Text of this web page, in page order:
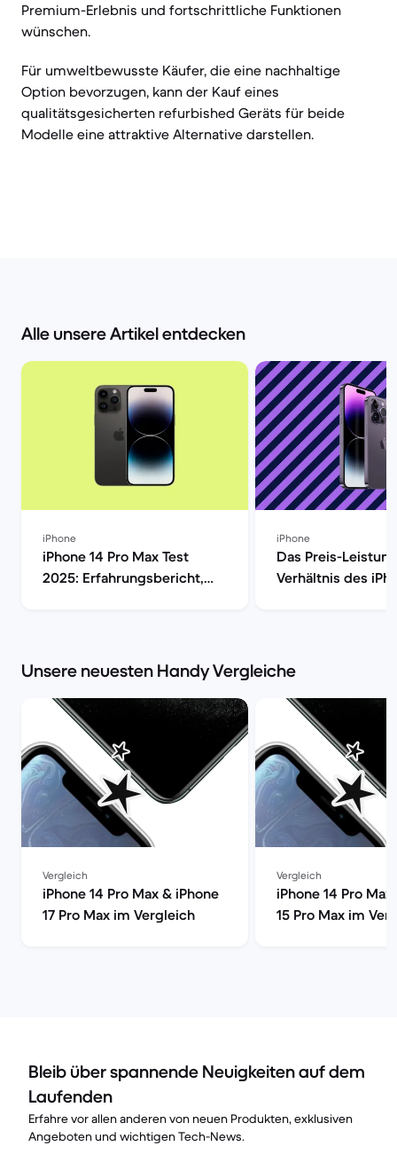
Premium-Erlebnis und fortschrittliche Funktionen
wünschen.
Für umweltbewusste Käufer, die eine nachhaltige
Option bevorzugen, kann der Kauf eines
qualitätsgesicherten refurbished Geräts für beide
Modelle eine attraktive Alternative darstellen.
Alle unsere Artikel entdecken
iPhone
iPhone 14 Pro Max Test
2025: Erfahrungsbericht,
iPhone
Das Preis-
Verhältnis des
Unsere neuesten Handy Vergleiche
Vergleich
iPhone 14 Pro Max & iPhone
17 Pro Max im Vergleich
Vergleich
iPhone 14 Pro
15 Pro Max im
Bleib über spannende Neuigkeiten auf dem
Laufenden
Erfahre vor allen anderen von neuen Produkten, exklusiven
Angeboten und wichtigen Tech-News.